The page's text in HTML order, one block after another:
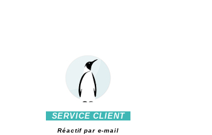
SERVICE CLIENT
Réactif par e-mail